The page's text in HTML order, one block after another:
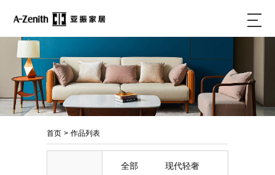
首页 > 作品列表
全部 现代轻奢